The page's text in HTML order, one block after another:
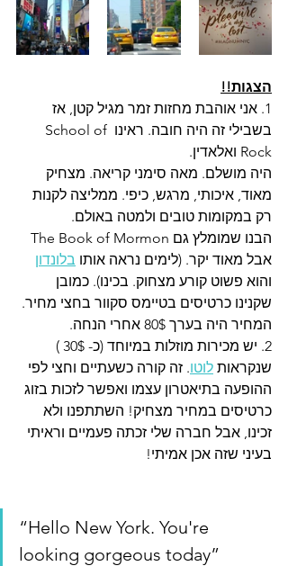
הצגות!!
1. אני אוהבת מחזות זמר מגיל קטן, אז
בשבילי זה היה חובה. ראינו School of
Rock ואלאדין.
היה מושלם. מאה סימני קריאה. מצחיק
מאוד, איכותי, מרגש, כיפי. ממליצה לקנות
רק במקומות טובים ולמטה באולם.
אבל מאוד יקר. (לימים נראה אותו בלונדון
והוא פשוט קורע מצחוק. בכינו). כמובן
שקנינו כרטיסים בטיימס סקוור בחצי מחיר.
המחיר היה בערך 80$ אחרי הנחה.
2. יש מכירות מוזלות במיוחד (כ- 30$ )
שנקראות לוטו. זה קורה כשעתיים וחצי לפי
ההופעה בתיאטרון עצמו ואפשר לזכות בזוג
כרטיסים במחיר מצחיק! השתתפנו ולא
זכינו, אבל חברה שלי זכתה פעמיים וראיתי
בעיני שזה אכן אמיתי!
“Hello New York. You're
looking gorgeous today”